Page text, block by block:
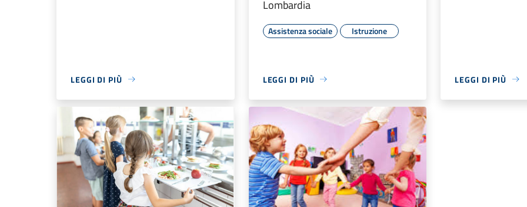
LEGGI DI PIÙ
Lombardia
Assistenza sociale Istruzione
LEGGI DI PIÙ LEGGI DI PIÙ